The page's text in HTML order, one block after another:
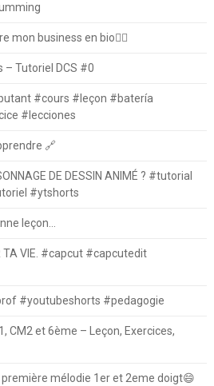
mon business en bio⛓️‍💥
Tutoriel DCS #0
#cours #leçon #batería
#lecciones
🔗
DE DESSIN ANIMÉ ? #tutorial
#ytshorts
leçon…
TA VIE. #capcut #capcutedit
#youtubeshorts #pedagogie
CM2 et 6ème – Leçon, Exercices,
première mélodie 1er et 2eme doigt😄